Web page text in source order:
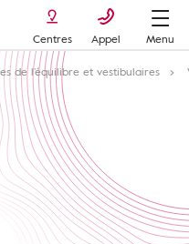
Centres Appel
Menu
de l’équilibre et vestibulaires